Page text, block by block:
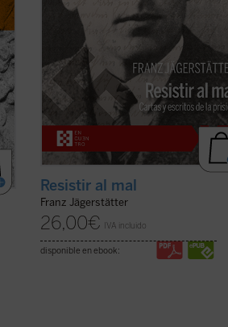
Resistir al mal
Franz Jägerstätter
26,00€ IVA incluido
disponible en ebook: